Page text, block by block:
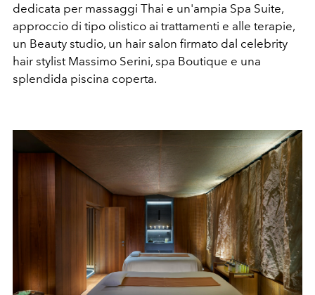
dedicata per massaggi Thai e un'ampia Spa Suite,
approccio di tipo olistico ai trattamenti e alle terapie,
un Beauty studio, un hair salon firmato dal celebrity
hair stylist Massimo Serini, spa Boutique e una
splendida piscina coperta.